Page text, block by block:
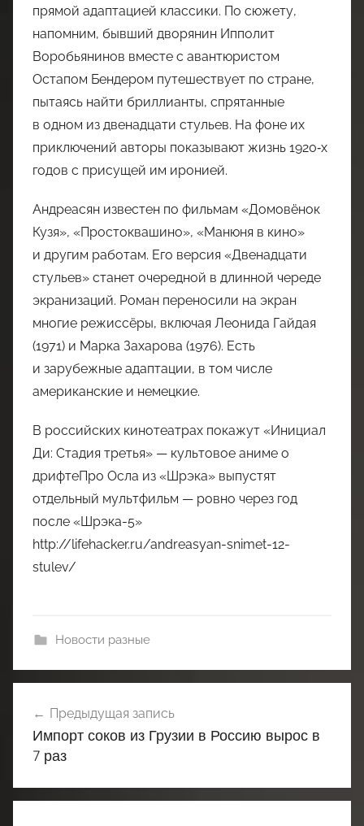
прямой адаптацией классики. По сюжету,
напомним, бывший дворянин Ипполит
Воробьянинов вместе с авантюристом
Остапом Бендером путешествует по стране,
пытаясь найти бриллианты, спрятанные
в одном из двенадцати стульев. На фоне их
приключений авторы показывают жизнь 1920‑х
годов с присущей им иронией.
Андреасян известен по фильмам «Домовёнок
Кузя», «Простоквашино», «Манюня в кино»
и другим работам. Его версия «Двенадцати
стульев» станет очередной в длинной череде
экранизаций. Роман переносили на экран
многие режиссёры, включая Леонида Гайдая
(1971) и Марка Захарова (1976). Есть
и зарубежные адаптации, в том числе
американские и немецкие.
В российских кинотеатрах покажут «Инициал
Ди: Стадия третья» — культовое аниме о
дрифтеПро Осла из «Шрэка» выпустят
отдельный мультфильм — ровно через год
после «Шрэка-5»
http://lifehacker.ru/andreasyan-snimet-12-
stulev/
Новости разные
по
записям
Предыдущая запись
Импорт соков из Грузии в Россию вырос в
7 раз